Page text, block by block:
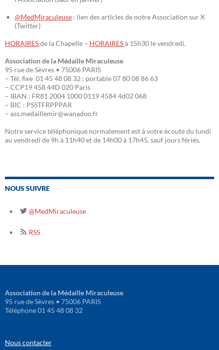
@MedMiraculeuse : lien des articles de notre Association sur X
(Twitter)
HORAIRESde la Chapelle – HORAIRESà 15h30 le vendredi.
Association de la Médaille Miraculeuse
95 rue de Sèvres • 75006 PARIS
– Tél. fixe 01 45 48 08 32 ; portable 07 80 08 86 63
– CCP19 458 44D 020 Paris
– IBAN : FR81 2004 1000 0119 4584 4d02 068
– BIC : PSSTFRPPPAR
– ass.medaillemir@wanadoo.fr
Notre service téléphonique normalement est à votre écoute du lundi
au vendredi de 9h à 11h40 et de 14h00 à 17h45, sauf jours fériés.
NOUS SUIVRE
@MedMiraculeuse
RSS
Association de la Médaille Miraculeuse
95 rue de Sèvres • 75006 PARIS
Téléphone 01 45 48 08 32
Nous contacter